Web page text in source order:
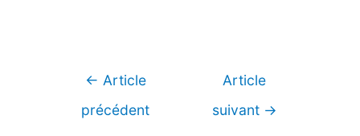
Navigation
← Article
précédent
Article
suivant →